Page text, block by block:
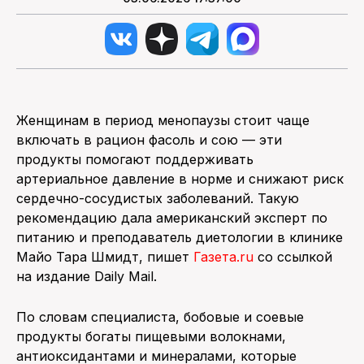
Женщинам в период менопаузы стоит чаще
включать в рацион фасоль и сою — эти
продукты помогают поддерживать
артериальное давление в норме и снижают риск
сердечно-сосудистых заболеваний. Такую
рекомендацию дала американский эксперт по
питанию и преподаватель диетологии в клинике
Майо Тара Шмидт, пишет Газета.ru со ссылкой
на издание Daily Mail.
По словам специалиста, бобовые и соевые
продукты богаты пищевыми волокнами,
антиоксидантами и минералами, которые